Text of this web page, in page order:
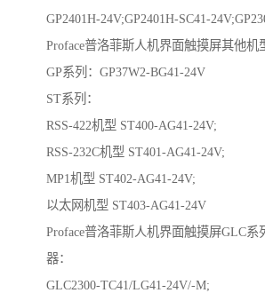
GP2401H-24V;GP2401H-SC41-
Proface普洛菲斯人机界面触摸屏其他机
GP系列：GP37W2-BG41-24V
ST系列：
RSS-422机型 ST400-AG41-24V;
RSS-232C机型 ST401-AG41-24V;
MP1机型 ST402-AG41-24V;
以太网机型 ST403-AG41-24V
Proface普洛菲斯人机界面触摸屏GLC系
器：
GLC2300-TC41/LG41-24V/-M;